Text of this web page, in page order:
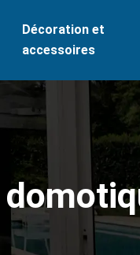
Décoration et
accessoires